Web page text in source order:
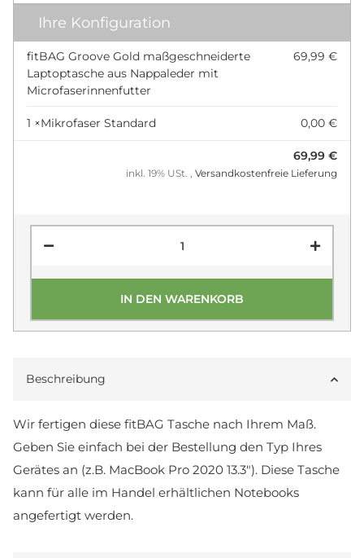
Ihre Konfiguration
fitBAG Groove Gold maßgeschneiderte
Laptoptasche aus Nappaleder mit
Microfaserinnenfutter
69,99 €
1 ×Mikrofaser Standard 0,00 €
69,99 €
inkl. 19% USt. , Versandkostenfreie Lieferung
IN DEN WARENKORB
Beschreibung
Wir fertigen diese fitBAG Tasche nach Ihrem Maß.
Geben Sie einfach bei der Bestellung den Typ Ihres
Gerätes an (z.B. MacBook Pro 2020 13.3"). Diese Tasche
kann für alle im Handel erhältlichen Notebooks
angefertigt werden.